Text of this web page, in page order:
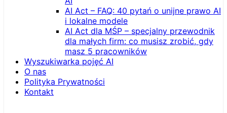
AI Act – FAQ: 40 pytań o unijne prawo AI
i lokalne modele
AI Act dla MŚP – specjalny przewodnik
dla małych firm: co musisz zrobić, gdy
masz 5 pracowników
Wyszukiwarka pojęć AI
O nas
Polityka Prywatności
Kontakt